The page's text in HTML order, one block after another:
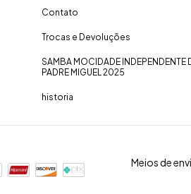
Contato
Trocas e Devoluções
SAMBA MOCIDADE INDEPENDENTE
PADRE MIGUEL 2025
historia
Meios de